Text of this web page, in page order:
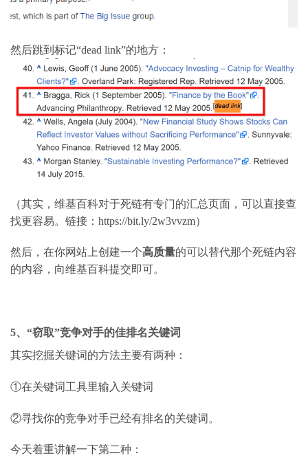
然后跳到标记“dead link”的地方：
（其实，维基百科对于死链有专门的汇总页面，可以直接查
找更容易。链接： https://bit.ly/2w3vvzm）
然后，在你网站上创建一个高质量的可以替代那个死链内容
的内容，向维基百科提交即可。
5、 “窃取”竞争对手的佳排名关键词
其实挖掘关键词的方法主要有两种：
①在关键词工具里输入关键词
②寻找你的竞争对手已经有排名的关键词。
今天着重讲解一下第二种：